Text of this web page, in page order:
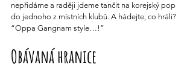
nepřidáme a raději jdeme tančit na korejský pop
do jednoho z místních klubů. A hádejte, co hráli?
“Oppa Gangnam style…!”
Obávaná hranice